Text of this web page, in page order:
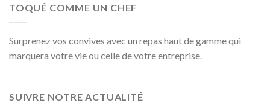
TOQUÉ COMME UN CHEF
Surprenez vos convives avec un repas haut de gamme qui
marquera votre vie ou celle de votre entreprise.
SUIVRE NOTRE ACTUALITÉ